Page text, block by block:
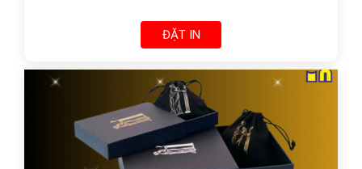
ĐẶT IN